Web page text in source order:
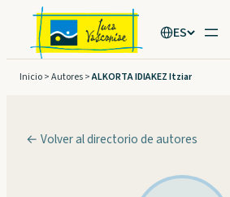
Saltar
contenido
ES
Inicio>Autores>ALKORTA IDIAKEZ Itziar
← Volver al directorio de autores